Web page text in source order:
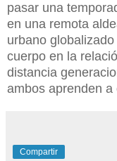
pasar una
en una remota
urbano
cuerpo en la
distancia
ambos aprenden a
Compartir